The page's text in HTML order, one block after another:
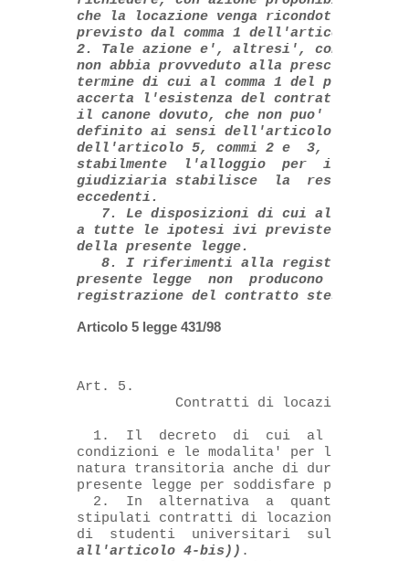
che la locazione venga ricondotta  a
previsto dal comma 1 dell'articolo 2
2. Tale azione e', altresi',
non abbia provveduto alla prescritta
termine di cui al comma 1 del
accerta l'esistenza del contratto di
il canone dovuto, che non puo'
definito ai sensi dell'articolo 2
dell'articolo 5, commi 2 e  3,  nel
stabilmente  l'alloggio  per  i
giudiziaria stabilisce  la  restituzione
eccedenti.
7. Le disposizioni di cui al comma 6
a tutte le ipotesi ivi previste insorte
della presente legge.
8. I riferimenti alla registrazione
presente legge  non  producono
registrazione del contratto stesso))
Articolo 5 legge 431/98
Art. 5.
Contratti di locazione di
1.  Il  decreto  di  cui  al  comma
condizioni e le modalita' per la
natura transitoria anche di durata
presente legge per soddisfare
2.  In  alternativa  a  quanto
stipulati contratti di locazione per
di  studenti  universitari  sulla base
all'articolo 4-bis)) .